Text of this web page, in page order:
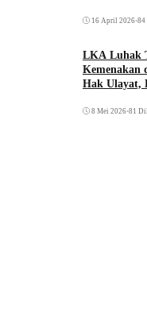
16 April 2026•84
LKA Luhak
Kemenakan
Hak Ulayat,
8 Mei 2026•81